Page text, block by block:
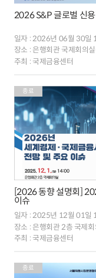
2026 S&P 글로벌 신
일자 :2026년 06월 30일
장소 : 은행회관 국제회의
주최 :국제금융센터
종료
[2026 동향 설명회]
이슈
일자 :2025년 12월 01일
장소 : 은행회관 2층 국제회
주최 :국제금융센터
종료